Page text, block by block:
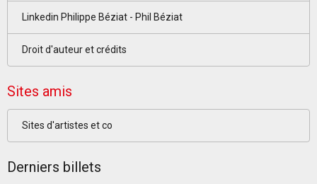
Linkedin Philippe Béziat - Phil Béziat
Droit d'auteur et crédits
Sites amis
Sites d'artistes et co
Derniers billets